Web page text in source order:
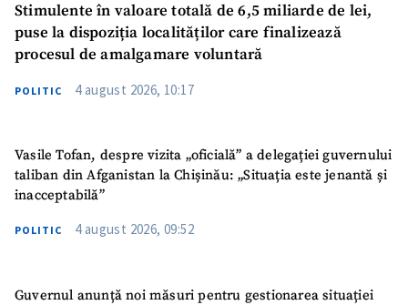
Stimulente în valoare totală de 6,5 miliarde de lei,
puse la dispoziția localităților care finalizează
procesul de amalgamare voluntară
POLITIC 4 august 2026, 10:17
Vasile Tofan, despre vizita „oficială” a delegației guvernului
taliban din Afganistan la Chișinău: „Situația este jenantă și
inacceptabilă”
POLITIC 4 august 2026, 09:52
Guvernul anunță noi măsuri pentru gestionarea situației